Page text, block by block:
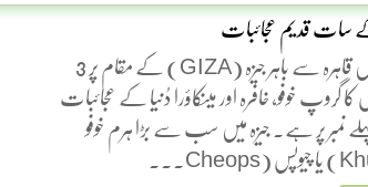
سات قدیم عجائبات
مصر میں قاہرہ سے باہر جیزہ (GIZA) کے مقام پر 3
کا گروپ خوفو، خافرہ اور مینکاؤرا دُنیا کے عجائبات
نمبر پر ہے۔ جیزہ میں سب سے بڑا ہرم خوفو